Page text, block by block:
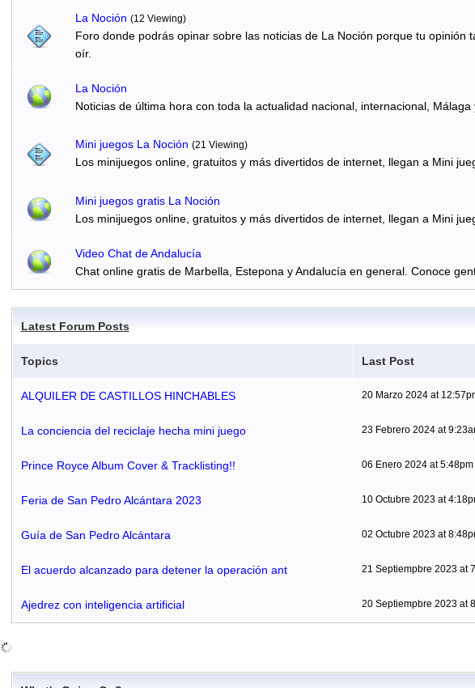
La Noción (12 Viewing)
Foro donde podrás opinar sobre las noticias de La Noción porque tu opinión
oír.
La Noción
Noticias de última hora con toda la actualidad nacional, internacional, Málaga
Mini juegos La Noción (21 Viewing)
Los minijuegos online, gratuitos y más divertidos de internet, llegan a Mini
Mini juegos gratis La Noción
Los minijuegos online, gratuitos y más divertidos de internet, llegan a Mini
Video Chat de Andalucía
Chat online gratis de Marbella, Estepona y Andalucía en general. Conoce
Latest Forum Posts
Topics Last Post
ALQUILER DE CASTILLOS HINCHABLES 20 Marzo 2024 at
La conciencia del reciclaje hecha mini juego 23 Febrero 2024 at
Prince Royce Album Cover & Tracklisting!! 06 Enero 2024 at 5:48pm
Feria de San Pedro Alcántara 2023 10 Octubre 2023 at
Guía de San Pedro Alcántara 02 Octubre 2023 at
El acuerdo alcanzado para detener la operación ant 21 Septiempbre 2023 at
Ajedrez con inteligencia artificial 20 Septiempbre 2023 at